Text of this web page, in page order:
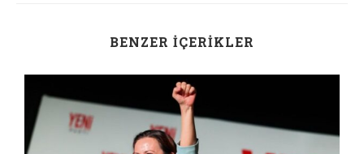
BENZER İÇERIKLER